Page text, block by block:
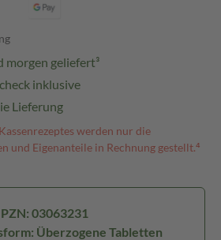
morgen geliefert³
inklusive
Lieferung
werden nur die
und Eigenanteile in Rechnung gestellt.⁴
PZN: 03063231
Überzogene Tabletten